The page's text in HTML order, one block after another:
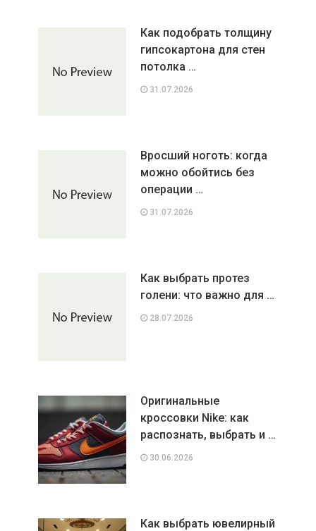
Как подобрать толщину
гипсокартона для стен
потолка …
31.07.2026
Вросший ноготь: когда
можно обойтись без
операции …
31.07.2026
Как выбрать протез
голени: что важно для …
28.07.2026
Оригинальные
кроссовки Nike: как
распознать, выбрать и …
30.06.2026
Как выбрать ювелирный